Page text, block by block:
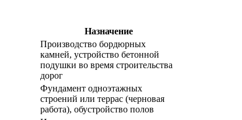
Назначение
Производство бордюрных
камней, устройство бетонной
подушки во время строительства
дорог
Фундамент одноэтажных
строений или террас (черновая
работа), обустройство полов